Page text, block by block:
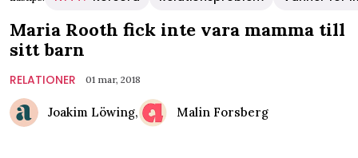
Maria Rooth fick inte vara mamma till
sitt barn
RELATIONER 01 mar, 2018
Joakim Löwing, Malin Forsberg